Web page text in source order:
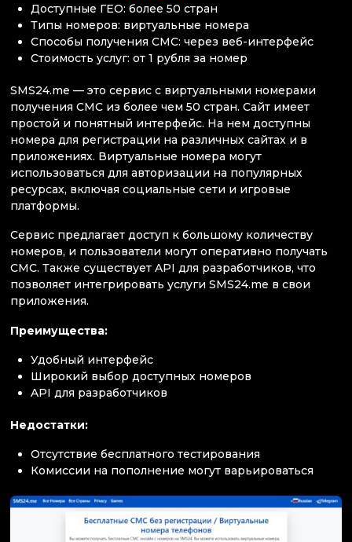
Доступные ГЕО: более 50 стран
Типы номеров: виртуальные номера
Способы получения СМС: через веб-интерфейс
Стоимость услуг: от 1 рубля за номер
SMS24.me — это сервис с виртуальными номерами
получения СМС из более чем 50 стран. Сайт имеет
простой и понятный интерфейс. На нем доступны
номера для регистрации на различных сайтах и в
приложениях. Виртуальные номера могут
использоваться для авторизации на популярных
ресурсах, включая социальные сети и игровые
платформы.
Сервис предлагает доступ к большому количеству
номеров, и пользователи могут оперативно получать
СМС. Также существует API для разработчиков, что
позволяет интегрировать услуги SMS24.me в свои
приложения.
Преимущества:
Удобный интерфейс
Широкий выбор доступных номеров
API для разработчиков
Недостатки:
Отсутствие бесплатного тестирования
Комиссии на пополнение могут варьироваться